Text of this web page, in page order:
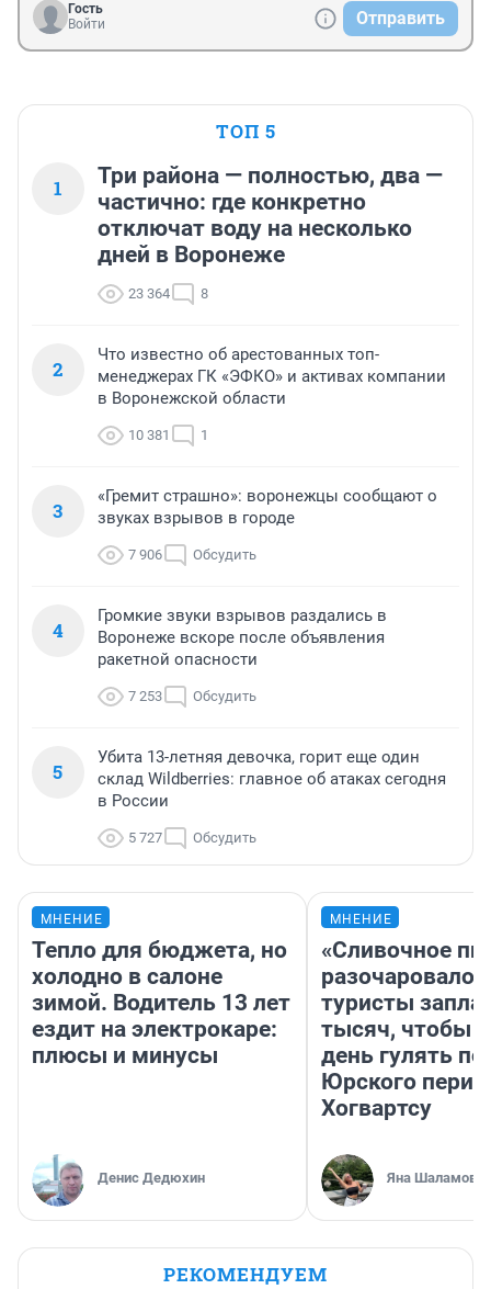
Гость
Войти
Отправить
ТОП 5
1
Три района — полностью, два —
частично: где конкретно
отключат воду на несколько
дней в Воронеже
23 364 8
2
Что известно об арестованных топ-
менеджерах ГК «ЭФКО» и активах компании
в Воронежской области
10 381 1
3
«Гремит страшно»: воронежцы сообщают о
звуках взрывов в городе
7 906 Обсудить
4
Громкие звуки взрывов раздались в
Воронеже вскоре после объявления
ракетной опасности
7 253 Обсудить
5
Убита 13-летняя девочка, горит еще один
склад Wildberries: главное об атаках сегодня
в России
5 727 Обсудить
МНЕНИЕ
Тепло для бюджета, но
холодно в салоне
зимой. Водитель 13 лет
ездит на электрокаре:
плюсы и минусы
Денис Дедюхин
МНЕНИЕ
«Сливочное
разочаровало»:
туристы
тысяч, чтобы
день гулять по
Юрского
Хогвартсу
Яна Шаламова
РЕКОМЕНДУЕМ